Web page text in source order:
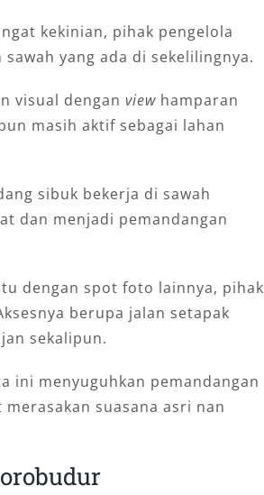
kekinian, pihak pengelola
yang ada di sekelilingnya.
visual dengan view hamparan
masih aktif sebagai lahan
sibuk bekerja di sawah
dan menjadi pemandangan
dengan spot foto lainnya, pihak
berupa jalan setapak
sekalipun.
ini menyuguhkan pemandangan
suasana asri nan